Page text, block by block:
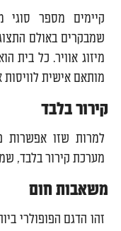
שמבקרים באולם
מיזוג אוויר. כל בית
מותאם אישית לוויסות
קירור בלבד
למרות שזו אפשרות
מערכת קירור בלבד,
משאבות חום